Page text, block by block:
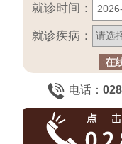
就诊时间：
就诊疾病：
电话：